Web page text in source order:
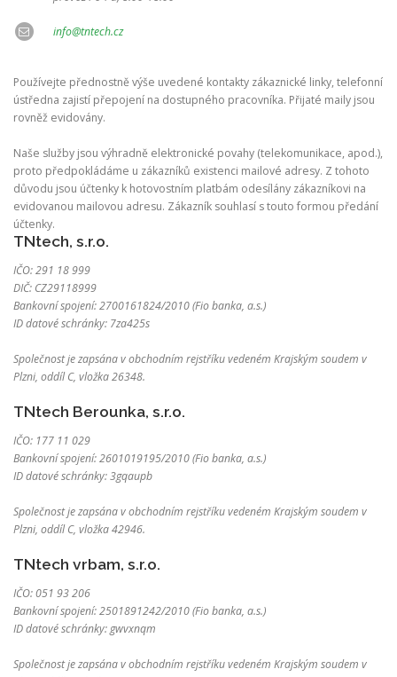
info@tntech.cz
Používejte přednostně výše uvedené kontakty zákaznické linky, telefonní
ústředna zajistí přepojení na dostupného pracovníka. Přijaté maily jsou
rovněž evidovány.
Naše služby jsou výhradně elektronické povahy (telekomunikace, apod.),
proto předpokládáme u zákazníků existenci mailové adresy. Z tohoto
důvodu jsou účtenky k hotovostním platbám odesílány zákazníkovi na
evidovanou mailovou adresu. Zákazník souhlasí s touto formou předání
účtenky.
TNtech, s.r.o.
IČO: 291 18 999
DIČ: CZ29118999
Bankovní spojení: 2700161824/2010 (Fio banka, a.s.)
ID datové schránky: 7za425s
Společnost je zapsána v obchodním rejstříku vedeném Krajským soudem v
Plzni, oddíl C, vložka 26348.
TNtech Berounka, s.r.o.
IČO: 177 11 029
Bankovní spojení: 2601019195/2010 (Fio banka, a.s.)
ID datové schránky: 3gqaupb
Společnost je zapsána v obchodním rejstříku vedeném Krajským soudem v
Plzni, oddíl C, vložka 42946.
TNtech vrbam, s.r.o.
IČO: 051 93 206
Bankovní spojení: 2501891242/2010 (Fio banka, a.s.)
ID datové schránky: gwvxnqm
Společnost je zapsána v obchodním rejstříku vedeném Krajským soudem v